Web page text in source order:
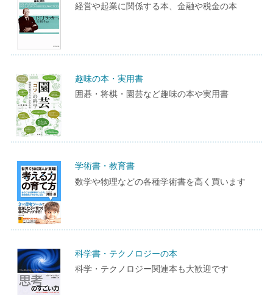
経営や起業に関係する本、金融や税金の本
趣味の本・実用書
囲碁・将棋・園芸など趣味の本や実用書
学術書・教育書
数学や物理などの各種学術書を高く買います
科学書・テクノロジーの本
科学・テクノロジー関連本も大歓迎です